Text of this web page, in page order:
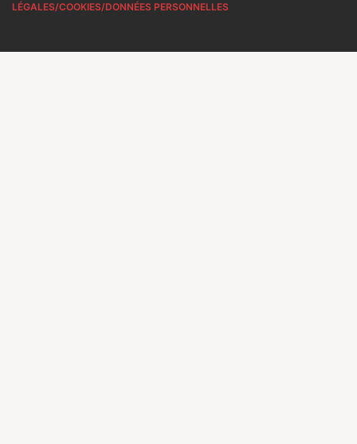
LÉGALES/COOKIES/DONNÉES PERSONNELLES